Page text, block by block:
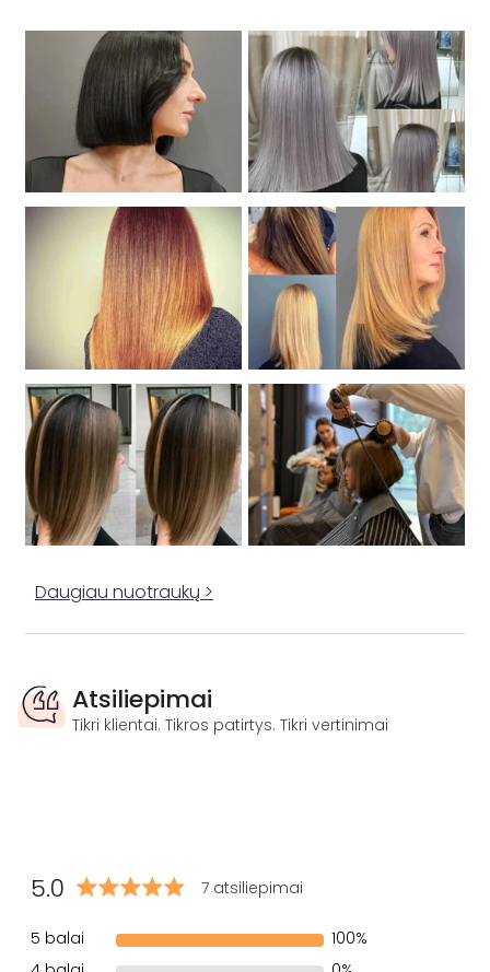
Daugiau nuotraukų >
Atsiliepimai
Tikri klientai. Tikros patirtys. Tikri vertinimai
5.0 7 atsiliepimai
5 balai
100%